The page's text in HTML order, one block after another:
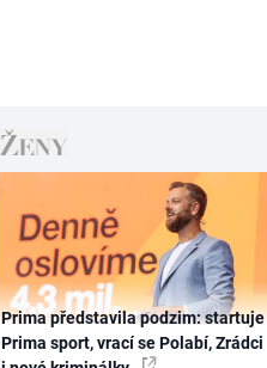
Prima představila podzim: startuje
Prima sport, vrací se Polabí, Zrádci